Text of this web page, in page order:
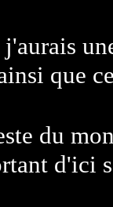
que
du
d'ici